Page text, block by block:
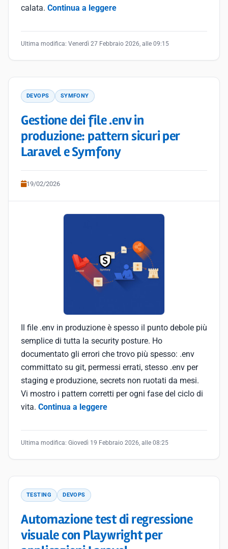
calata. Continua a leggere
Ultima modifica: Venerdì 27 Febbraio 2026, alle 09:15
DEVOPS SYMFONY
Gestione dei file .env in
produzione: pattern sicuri per
Laravel e Symfony
19/02/2026
Il file .env in produzione è spesso il punto debole più
semplice di tutta la security posture. Ho
documentato gli errori che trovo più spesso: .env
committato su git, permessi errati, stesso .env per
staging e produzione, secrets non ruotati da mesi.
Vi mostro i pattern corretti per ogni fase del ciclo di
vita. Continua a leggere
Ultima modifica: Giovedì 19 Febbraio 2026, alle 08:25
TESTING DEVOPS
Automazione test di regressione
visuale con Playwright per